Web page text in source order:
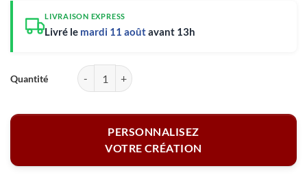
LIVRAISON EXPRESS
Livré le mardi 11 aoûtavant 13h
quantité de Casquette filet rouge-blanc - Votre logo
PERSONNALISEZ
VOTRE CRÉATION